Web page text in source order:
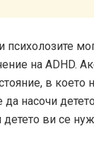
психолозите
на ADHD.
в
насочи
ви се